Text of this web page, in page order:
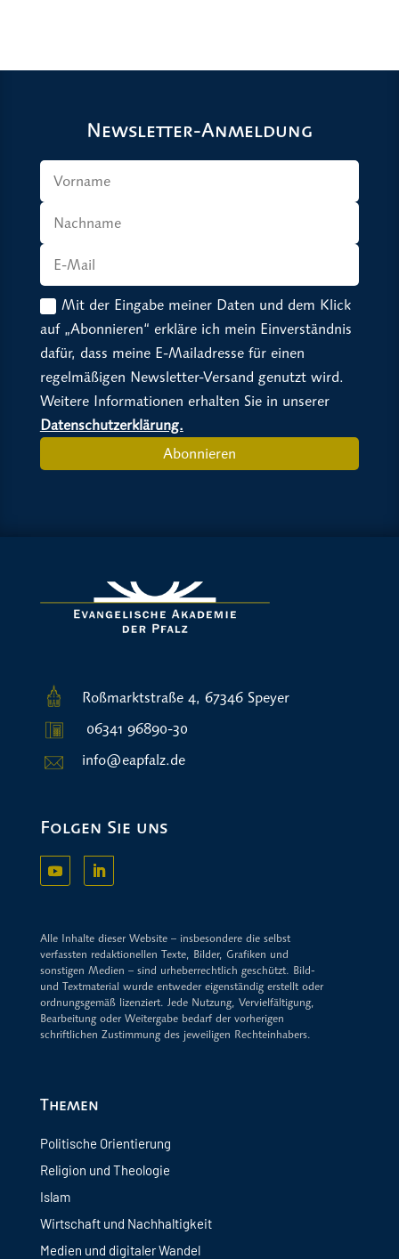
Newsletter-Anmeldung
Mit der Eingabe meiner Daten und dem Klick
auf „Abonnieren“ erkläre ich mein Einverständnis
dafür, dass meine E-Mailadresse für einen
regelmäßigen Newsletter-Versand genutzt wird.
Weitere Informationen erhalten Sie in unserer
Datenschutzerklärung.
Abonnieren
Roßmarktstraße 4, 67346 Speyer
06341 96890-30
info@eapfalz.de
Folgen Sie uns
Alle Inhalte dieser Website – insbesondere die selbst
verfassten redaktionellen Texte, Bilder, Grafiken und
sonstigen Medien – sind urheberrechtlich geschützt. Bild-
und Textmaterial wurde entweder eigenständig erstellt oder
ordnungsgemäß lizenziert. Jede Nutzung, Vervielfältigung,
Bearbeitung oder Weitergabe bedarf der vorherigen
schriftlichen Zustimmung des jeweiligen Rechteinhabers.
Themen
Politische Orientierung
Religion und Theologie
Islam
Wirtschaft und Nachhaltigkeit
Medien und digitaler Wandel